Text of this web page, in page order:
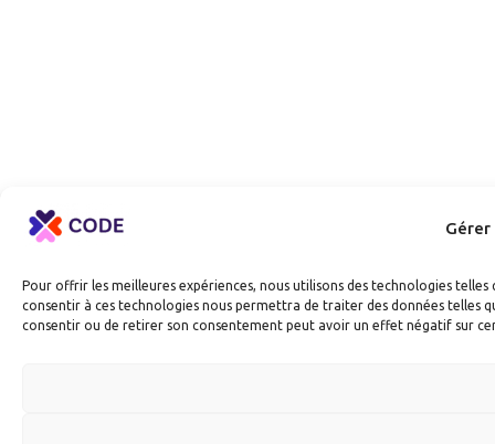
Pour offrir les meilleures expériences, nous utilisons des technologies
consentir à ces technologies nous permettra de traiter des données telles
consentir ou de retirer son consentement peut avoir un effet négatif sur